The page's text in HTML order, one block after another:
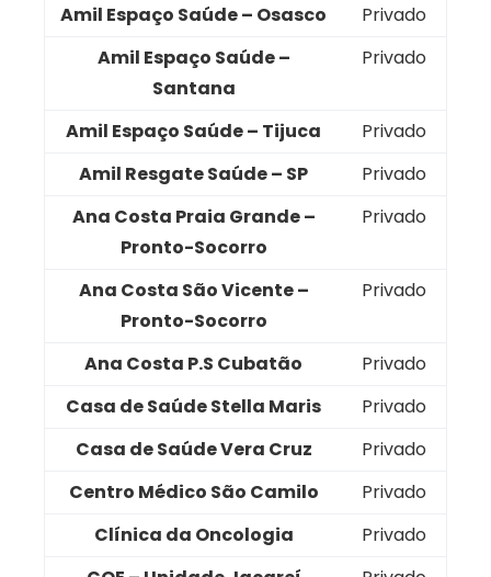
Amil Espaço Saúde – Osasco
Privado
Amil Espaço Saúde –
Santana
Privado
Amil Espaço Saúde – Tijuca
Privado
Amil Resgate Saúde – SP
Privado
Ana Costa Praia Grande –
Pronto-Socorro
Privado
Ana Costa São Vicente –
Pronto-Socorro
Privado
Ana Costa P.S Cubatão
Privado
Casa de Saúde Stella Maris
Privado
Casa de Saúde Vera Cruz
Privado
Centro Médico São Camilo
Privado
Clínica da Oncologia
Privado